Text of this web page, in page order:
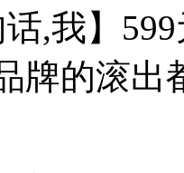
,我】
牌的滚出